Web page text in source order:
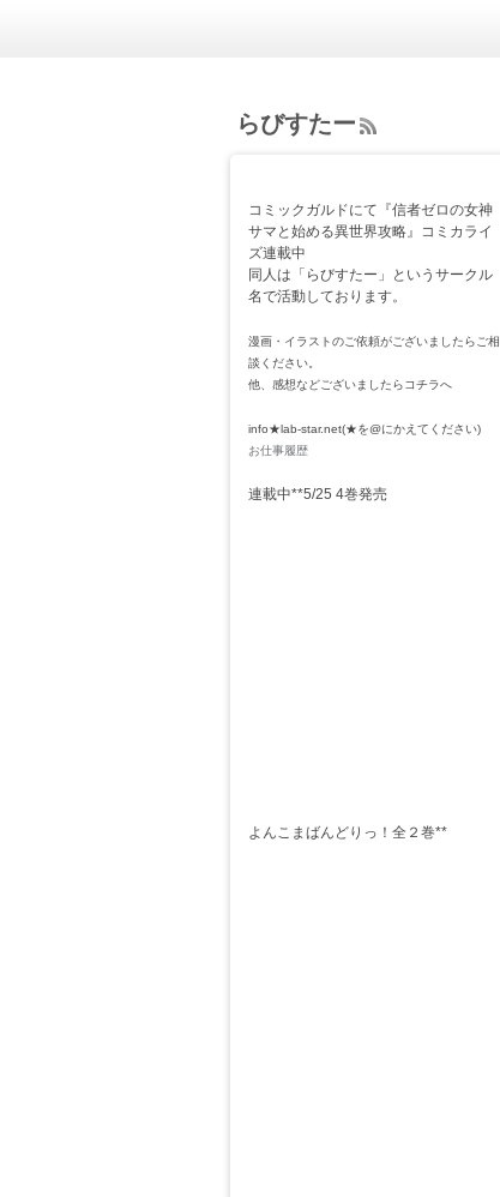
らびすたー
s
コミックガルドにて『信者ゼロの女神
サマと始める異世界攻略』コミカライ
ズ連載中
同人は「らびすたー」というサークル
名で活動しております。
漫画・イラストのご依頼がございましたらご相
談ください。
他、感想などございましたらコチラへ
info★lab-star.net(★を@にかえてください)
お仕事履歴
連載中**5/25 4巻発売
よんこまばんどりっ！全２巻**